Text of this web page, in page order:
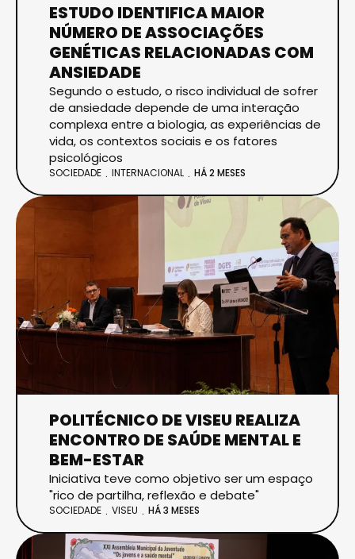
ESTUDO IDENTIFICA MAIOR
NÚMERO DE ASSOCIAÇÕES
GENÉTICAS RELACIONADAS COM
ANSIEDADE
Segundo o estudo, o risco individual de sofrer
de ansiedade depende de uma interação
complexa entre a biologia, as experiências de
vida, os contextos sociais e os fatores
psicológicos
SOCIEDADE INTERNACIONAL HÁ 2 MESES
POLITÉCNICO DE VISEU REALIZA
ENCONTRO DE SAÚDE MENTAL E
BEM-ESTAR
Iniciativa teve como objetivo ser um espaço
"rico de partilha, reflexão e debate"
SOCIEDADE VISEU HÁ 3 MESES